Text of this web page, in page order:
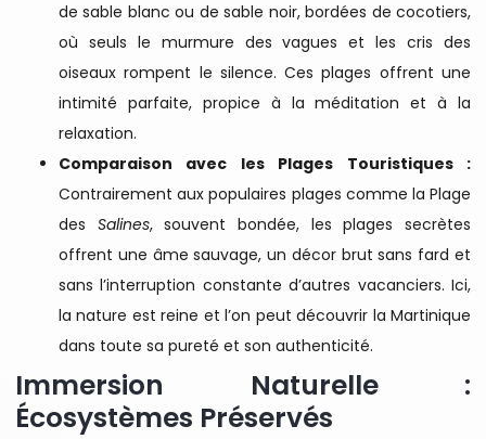
de sable blanc ou de sable noir, bordées de cocotiers,
où seuls le murmure des vagues et les cris des
oiseaux rompent le silence. Ces plages offrent une
intimité parfaite, propice à la méditation et à la
relaxation.
Comparaison avec les Plages Touristiques :
Contrairement aux populaires plages comme la Plage
des Salines, souvent bondée, les plages secrètes
offrent une âme sauvage, un décor brut sans fard et
sans l’interruption constante d’autres vacanciers. Ici,
la nature est reine et l’on peut découvrir la Martinique
dans toute sa pureté et son authenticité.
Immersion Naturelle :
Écosystèmes Préservés